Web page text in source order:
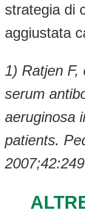
strategia di
aggiustata
1) Ratjen F,
serum
aeruginosa
patients.